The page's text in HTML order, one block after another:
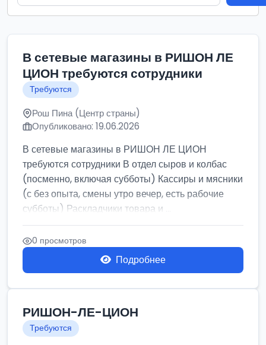
В сетевые магазины в РИШОН ЛЕ
ЦИОН требуются сотрудники
Требуются
Рош Пина (Центр страны)
Опубликовано: 19.06.2026
В сетевые магазины в РИШОН ЛЕ ЦИОН
требуются сотрудники В отдел сыров и колбас
(посменно, включая субботы) Кассиры и мясники
(с без опыта, смены утро вечер, есть рабочие
субботы) Раскладчики товара и ...
0 просмотров
Подробнее
РИШОН-ЛЕ-ЦИОН
Требуются